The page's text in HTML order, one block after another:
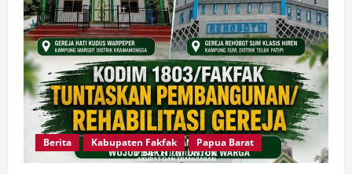
Berita Kabupaten Fakfak Papua Barat